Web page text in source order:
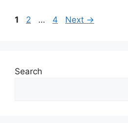
Page
1 Page
2 … Page
4 Next →
Search